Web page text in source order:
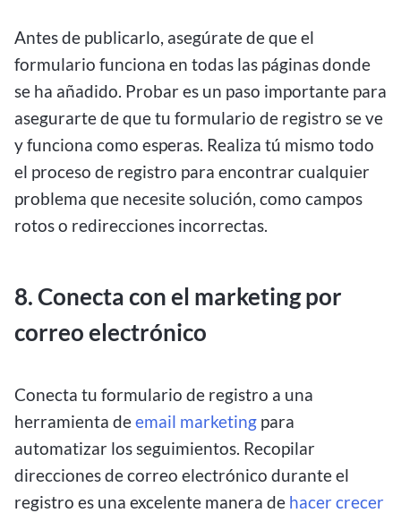
Antes de publicarlo, asegúrate de que el
formulario funciona en todas las páginas donde
se ha añadido. Probar es un paso importante para
asegurarte de que tu formulario de registro se ve
y funciona como esperas. Realiza tú mismo todo
el proceso de registro para encontrar cualquier
problema que necesite solución, como campos
rotos o redirecciones incorrectas.
8. Conecta con el marketing por
correo electrónico
Conecta tu formulario de registro a una
herramienta deemail marketing para
automatizar los seguimientos. Recopilar
direcciones de correo electrónico durante el
registro es una excelente manera de hacer crecer